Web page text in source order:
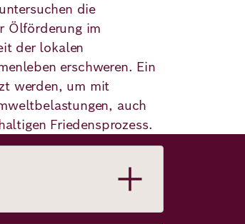
die
Ölförderung im
der lokalen
erschweren. Ein
werden, um mit
auch
Friedensprozess.